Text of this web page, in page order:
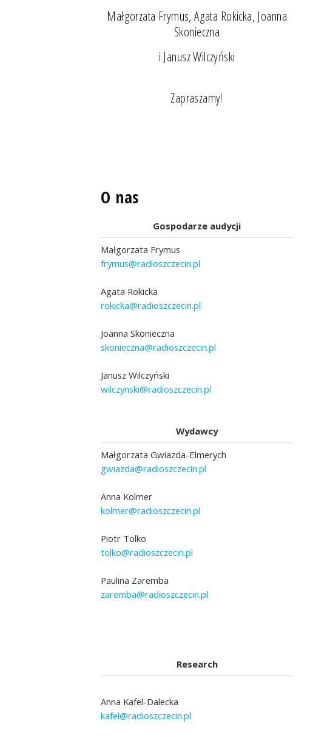
Małgorzata Frymus, Agata Rokicka, Joanna
Skonieczna
i Janusz Wilczyński
Zapraszamy!
O nas
Gospodarze audycji
Małgorzata Frymus
frymus@radioszczecin.pl
Agata Rokicka
rokicka@radioszczecin.pl
Joanna Skonieczna
skonieczna@radioszczecin.pl
Janusz Wilczyński
wilczynski@radioszczecin.pl
Wydawcy
Małgorzata Gwiazda-Elmerych
gwiazda@radioszczecin.pl
Anna Kolmer
kolmer@radioszczecin.pl
Piotr Tolko
tolko@radioszczecin.pl
Paulina Zaremba
zaremba@radioszczecin.pl
Research
Anna Kafel-Dalecka
kafel@radioszczecin.pl